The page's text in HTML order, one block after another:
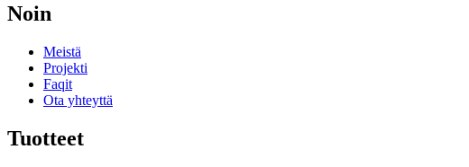
Noin
Meistä
Projekti
Faqit
Ota yhteyttä
Tuotteet